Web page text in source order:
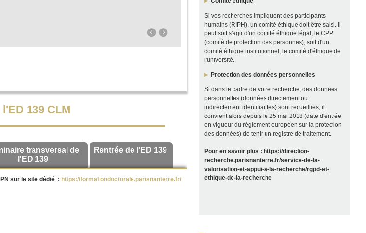
139 CLM
transversal de
l'ED 139
Rentrée de l'ED 139
sur le site dédié : https://formationdoctorale.parisnanterre.fr/
Si vos recherches impliquent des participants
humains (RIPH), un comité éthique doit être saisi. Il
peut soit s'agir d'un comité éthique légal, le CPP
(comité de protection des personnes), soit d'un
comité éthique institutionnel, le comité d'éthique de
l'université.
Protection des données personnelles
Si dans le cadre de votre recherche, des données
personnelles (données directement ou
indirectement identifiantes) sont recueillies, il
convient alors depuis le 25 mai 2018 (date d'entrée
en vigueur du règlement européen sur la protection
des données) de tenir un registre de traitement.
Pour en savoir plus : https://direction-
recherche.parisnanterre.fr/service-de-la-
valorisation-et-appui-a-la-recherche/rgpd-et-
ethique-de-la-recherche